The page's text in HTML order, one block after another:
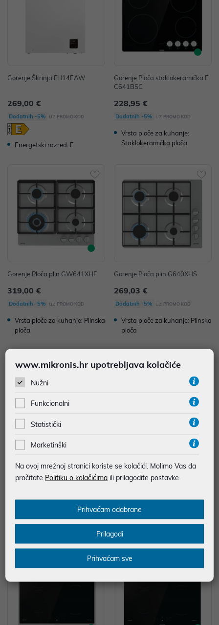
Gorenje Škrinja FH14EAW
269,00 €
Dodatnih -5% uz PROMO KOD
Energetski razred: E
Gorenje Ploča staklokeramička E
C641BSC
228,95 €
Dodatnih -5% uz PROMO KOD
Vrsta ploče za kuhanje:
Staklokeramička ploča
Gorenje Ploča plin GW641XHF
319,00 €
Dodatnih -5% uz PROMO KOD
Vrsta ploče za kuhanje: Plinska
ploča
Gorenje Ploča plin G640XHS
269,03 €
Dodatnih -5% uz PROMO KOD
Vrsta ploče za kuhanje: Plinska
ploča
YW
619,00 €
Dodatnih -5% uz PROMO KOD
Vrsta ploče za kuhanje:
Indukcijska ploča
SC
449,00 €
Dodatnih -5% uz PROMO KOD
Vrsta ploče za kuhanje:
Indukcijska ploča
www.mikronis.hr upotrebljava kolačiće
Nužni
Funkcionalni
Statistički
Marketinški
Na ovoj mrežnoj stranici koriste se kolačići. Molimo Vas da
pročitate Politiku o kolačićima ili prilagodite postavke.
Prihvaćam odabrane
Prilagodi
Prihvaćam sve